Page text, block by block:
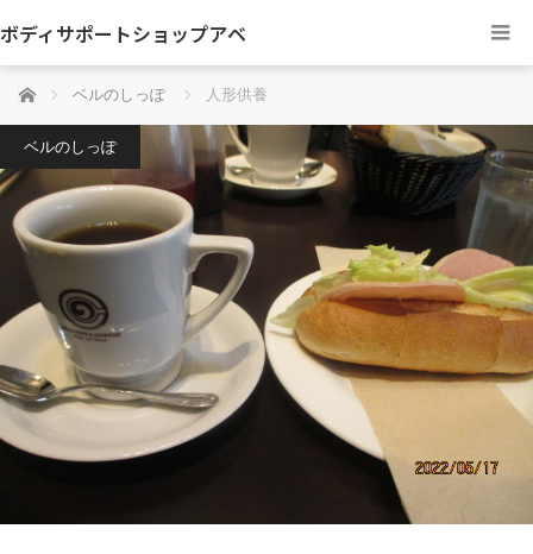
ボディサポートショップアベ
ホーム ベルのしっぽ 人形供養
ベルのしっぽ